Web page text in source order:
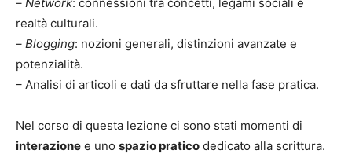
realtà culturali.
– Blogging: nozioni generali, distinzioni avanzate e
potenzialità.
– Analisi di articoli e dati da sfruttare nella fase pratica.
Nel corso di questa lezione ci sono stati momenti di
interazione e uno spazio pratico dedicato alla scrittura.